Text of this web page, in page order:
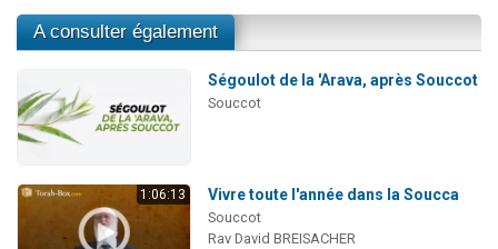
A consulter également
Ségoulot de la 'Arava, après Souccot
Souccot
1:06:13 Vivre toute l'année dans la Soucca
Souccot
Rav David BREISACHER